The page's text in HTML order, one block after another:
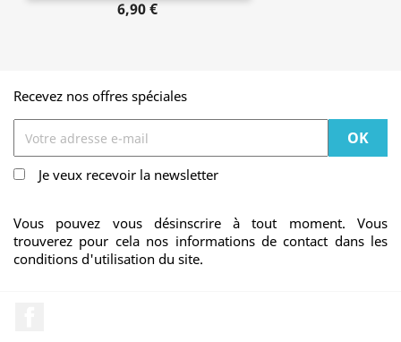
6,90 €
Recevez nos offres spéciales
Je veux recevoir la newsletter
Vous pouvez vous désinscrire à tout moment. Vous
trouverez pour cela nos informations de contact dans les
conditions d'utilisation du site.